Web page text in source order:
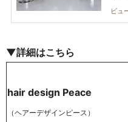
広告
▼詳細はこちら
hair design Peace
（ヘアーデザインピース）